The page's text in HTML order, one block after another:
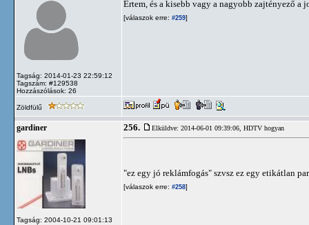
Tagság: 2014-01-23 22:59:12
Tagszám: #129538
Hozzászólások: 26
Értem, és a kisebb vagy a nagyobb zajtényező a
[válaszok erre: #259]
Zöldfülű
gardiner
Tagság: 2004-10-21 09:01:13
256. Elküldve: 2014-06-01 09:39:06, HDTV hogyan
"ez egy jó reklámfogás" szvsz ez egy etikátlan
[válaszok erre: #258]